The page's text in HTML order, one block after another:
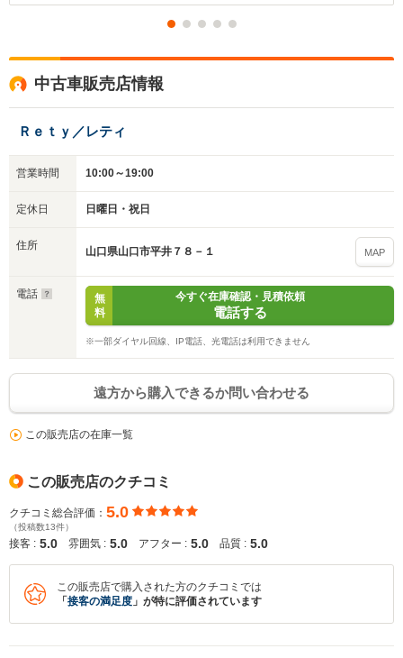
中古車販売店情報
Ｒｅｔｙ／レティ
営業時間 10:00～19:00
定休日 日曜日・祝日
住所 山口県山口市平井７８－１ MAP
電話
無
料
今すぐ在庫確認・見積依頼
電話する
※一部ダイヤル回線、IP電話、光電話は利用できません
遠方から購入できるか問い合わせる
この販売店の在庫一覧
この販売店のクチコミ
クチコミ総合評価： 5.0
（投稿数13件）
接客 : 5.0 雰囲気 : 5.0 アフター : 5.0 品質 : 5.0
この販売店で購入された方のクチコミでは
「 接客の満足度 」が特に評価されています
入力途中の情報を保存しますか？
※次回問い合わせをする際に自動入力されます
※保存された情報は
いいえ はい